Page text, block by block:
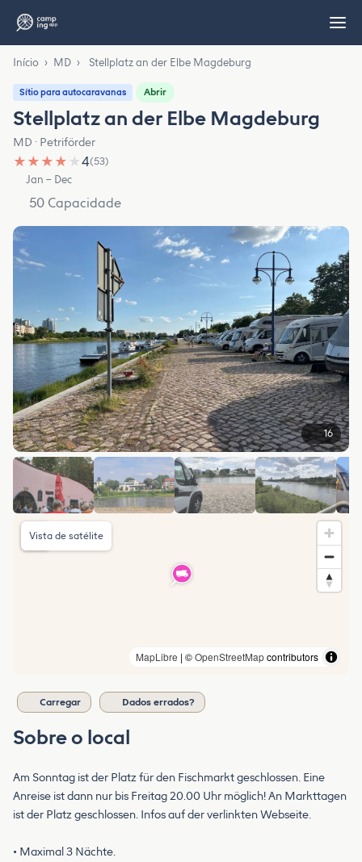
Início › MD › Stellplatz an der Elbe Magdeburg
Sítio para autocaravanas Abrir
Stellplatz an der Elbe Magdeburg
MD · Petriförder
★ ★ ★ ★ ★4(53)
Jan – Dec
50 Capacidade
16
MapLibre | ©OpenStreetMapcontributors
Vista de satélite
Carregar Dados errados?
Sobre o local
Am Sonntag ist der Platz für den Fischmarkt geschlossen. Eine
Anreise ist dann nur bis Freitag 20.00 Uhr möglich! An Markttagen
ist der Platz geschlossen. Infos auf der verlinkten Webseite.
• Maximal 3 Nächte.